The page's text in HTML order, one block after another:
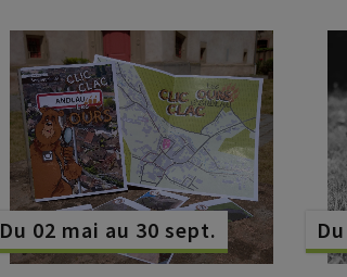
manger.
Du 02 mai au 30 sept.